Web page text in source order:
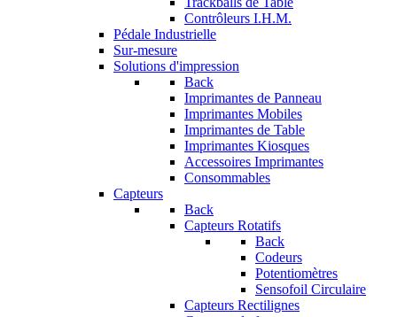
Contrôleurs I.H.M.
Pédale Industrielle
Sur-mesure
Solutions d'impression
Back
Imprimantes de Panneau
Imprimantes Mobiles
Imprimantes de Table
Imprimantes Kiosques
Accessoires Imprimantes
Consommables
Capteurs
Back
Capteurs Rotatifs
Back
Codeurs
Potentiomètres
Sensofoil Circulaire
Capteurs Rectilignes